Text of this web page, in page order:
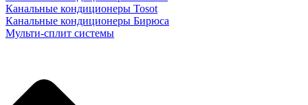
Канальные кондиционеры Tosot
Канальные кондиционеры Бирюса
Мульти-сплит системы